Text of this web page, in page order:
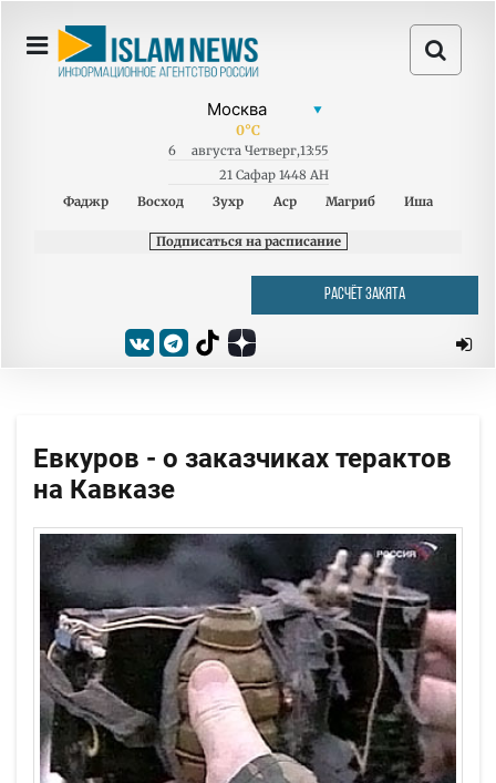
0°C
6 августа Четверг,13:55
21 Сафар 1448 AH
Фаджр
Восход Зухр Аср Магриб Иша
Подписаться на расписание
РАСЧЁТ ЗАКЯТА
Евкуров - о заказчиках терактов
на Кавказе